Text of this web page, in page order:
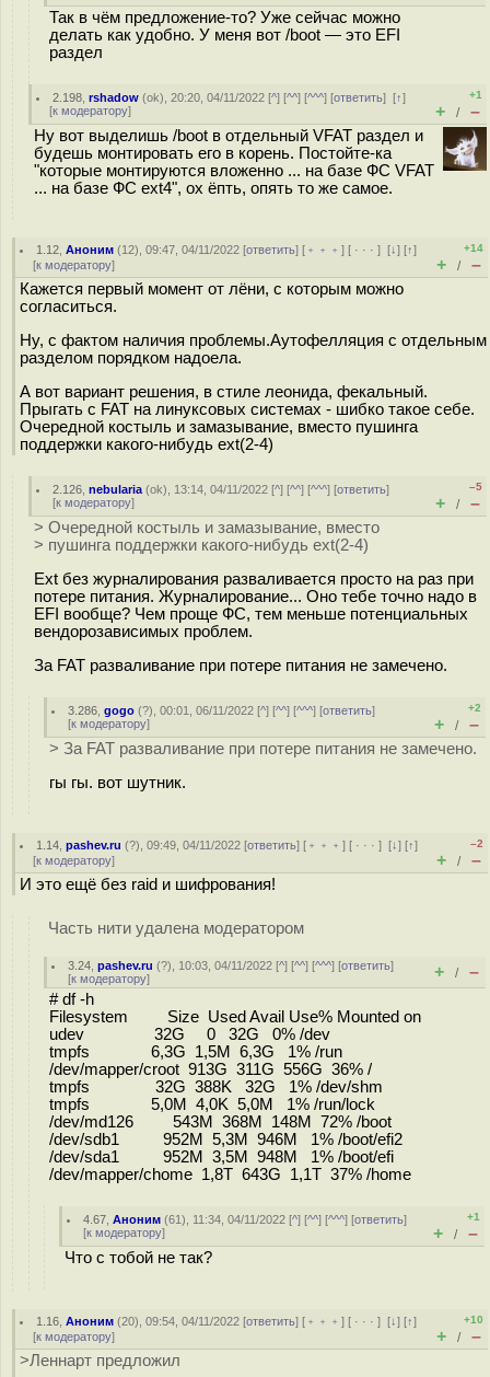
Так в чём предложение-то? Уже сейчас можно
делать как удобно. У меня вот /boot — это EFI
раздел
2.198 ,rshadow (ok), 20:20, 04/11/2022 [^] [^^] [^^^] [ответить][↑]
[к модератору]
+1
+ / –
Ну вот выделишь /boot в отдельный VFAT раздел и
будешь монтировать его в корень. Постойте-ка
"которые монтируются вложенно ... на базе ФС VFAT
... на базе ФС ext4", ох ёпть, опять то же самое.
1.12 ,Аноним (12), 09:47, 04/11/2022 [ответить] [ ﹢﹢﹢] [ · · ·][↓] [↑]
[к модератору]
+14
+ / –
Кажется первый момент от лёни, с которым можно
согласиться.
Ну, с фактом наличия проблемы.Аутофелляция с отдельным
разделом порядком надоела.
А вот вариант решения, в стиле леонида, фекальный.
Прыгать с FAT на линуксовых системах - шибко такое себе.
Очередной костыль и замазывание, вместо пушинга
поддержки какого-нибудь ext(2-4)
2.126 ,nebularia (ok), 13:14, 04/11/2022 [^] [^^] [^^^] [ответить]
[к модератору]
–5
+ / –
> Очередной костыль и замазывание, вместо
> пушинга поддержки какого-нибудь ext(2-4)
Ext без журналирования разваливается просто на раз при
потере питания. Журналирование... Оно тебе точно надо в
EFI вообще? Чем проще ФС, тем меньше потенциальных
вендорозависимых проблем.
За FAT разваливание при потере питания не замечено.
3.286 ,gogo (?), 00:01, 06/11/2022 [^] [^^] [^^^] [ответить]
[к модератору]
+2
+ / –
> За FAT разваливание при потере питания не замечено.
гы гы. вот шутник.
1.14 ,pashev.ru (?), 09:49, 04/11/2022 [ответить] [ ﹢﹢﹢] [ · · ·][↓] [↑]
[к модератору]
–2
+ / –
И это ещё без raid и шифрования!
Часть нити удалена модератором
3.24 ,pashev.ru (?), 10:03, 04/11/2022 [^] [^^] [^^^] [ответить]
[к модератору] + / –
# df -h
Filesystem Size Used Avail Use% Mounted on
udev 32G 0 32G 0% /dev
tmpfs 6,3G 1,5M 6,3G 1% /run
/dev/mapper/croot 913G 311G 556G 36% /
tmpfs 32G 388K 32G 1% /dev/shm
tmpfs 5,0M 4,0K 5,0M 1% /run/lock
/dev/md126 543M 368M 148M 72% /boot
/dev/sdb1 952M 5,3M 946M 1% /boot/efi2
/dev/sda1 952M 3,5M 948M 1% /boot/efi
/dev/mapper/chome 1,8T 643G 1,1T 37% /home
4.67 ,Аноним (61), 11:34, 04/11/2022 [^] [^^] [^^^] [ответить]
[к модератору]
+1
+ / –
Что с тобой не так?
1.16 ,Аноним (20), 09:54, 04/11/2022 [ответить] [ ﹢﹢﹢] [ · · ·][↓] [↑]
[к модератору]
+10
+ / –
>Леннарт предложил